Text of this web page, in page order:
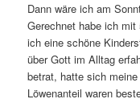
Dann wäre ich am
Gerechnet habe ich
ich eine schöne
über Gott im Alltag
betrat, hatte sich
Löwenanteil waren